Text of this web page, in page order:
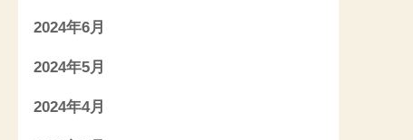
2024年6月
2024年5月
2024年4月